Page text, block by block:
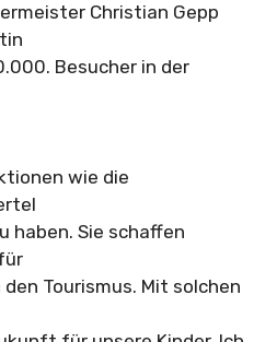
Christian Gepp
Besucher in der
wie die
haben. Sie schaffen
Tourismus. Mit solchen